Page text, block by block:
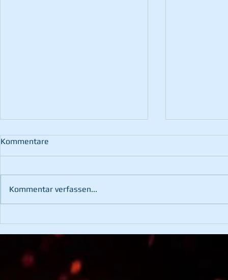
Brand nach Blitzschlag
Kommentare
Kommentar verfassen...